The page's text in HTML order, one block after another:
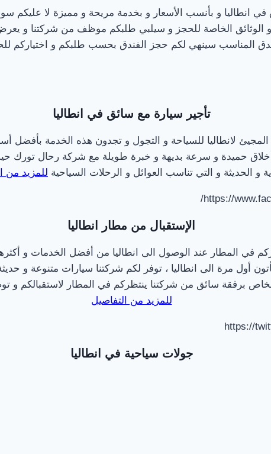
انطاليا و بأنسب الأسعار و بخدمة مريحة و مميزة لا عليكم
و الوثائق الخاصة للحجز و سيلبي طلبكم موظف من شركتنا و
المناسب سينهي لكم حجز الفندق بحسب طلبكم و اختياركم
تأجير سيارة مع سائق في انطاليا
المجيئ لانطاليا للسياحة و التجول و تجدون هذه الخدمة بأفضل
حميدة و سرعة بديهة و خبرة طويلة مع شركة رحال تورك
و الحديثة و التي تناسب العوائل و الرحلات السياحية للمزيد من
https://
الإستقبال من مطار انطاليا
في المطار عند الوصول الى انطاليا من أفضل الخدمات و
أول مرة الى انطاليا ، توفر لكم شركتنا سيارات متنوعة و
برفقة سائق من شركتنا ينتظركم في المطار لاستقبالكم و
للمزيد من التفاصيل
https://
جولات سياحية في انطاليا